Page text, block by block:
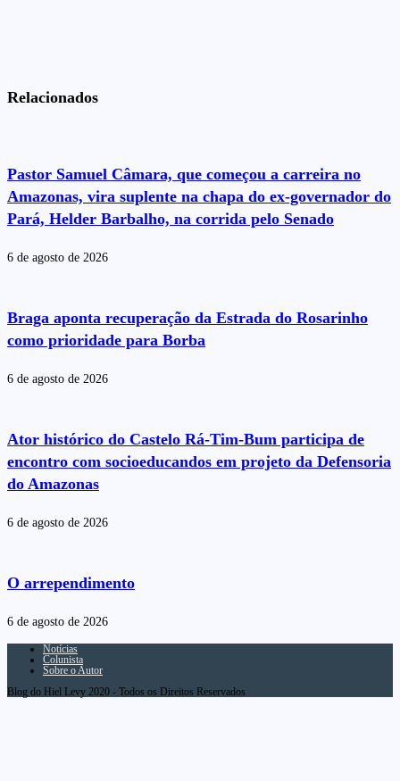
Relacionados
Pastor Samuel Câmara, que começou a carreira no
Amazonas, vira suplente na chapa do ex-governador do
Pará, Helder Barbalho, na corrida pelo Senado
6 de agosto de 2026
Braga aponta recuperação da Estrada do Rosarinho
como prioridade para Borba
6 de agosto de 2026
Ator histórico do Castelo Rá-Tim-Bum participa de
encontro com socioeducandos em projeto da Defensoria
do Amazonas
6 de agosto de 2026
O arrependimento
6 de agosto de 2026
Notícias
Colunista
Sobre o Autor
Blog do Hiel Levy 2020 - Todos os Direitos Reservados